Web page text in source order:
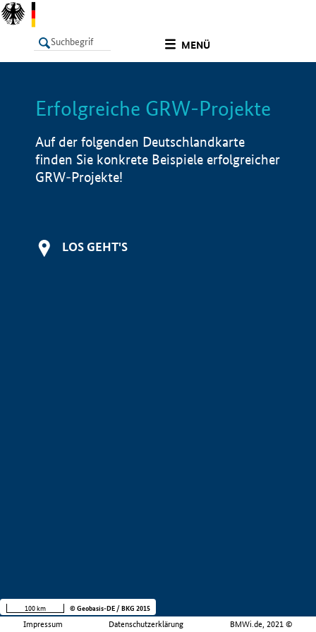
MENÜ
LISTE Info
Erfolgreiche GRW-Projekte
Auf der folgenden Deutschlandkarte
finden Sie konkrete Beispiele erfolgreicher
GRW-Projekte!
LOS GEHT'S
Impressum Datenschutzerklärung BMWi.de, 2021 ©
100 km © Geobasis-DE / BKG 2015